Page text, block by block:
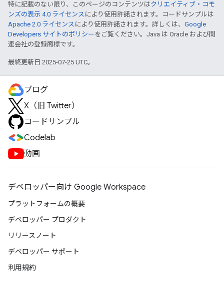
特に記載のない限り、このページのコンテンツはクリエイティブ・コモ
ンズの表示 4.0 ライセンス により使用許諾されます。コードサンプルは
Apache 2.0 ライセンス により使用許諾されます。詳しくは、 Google
Developers サイトのポリシー をご覧ください。Java は Oracle および関
連会社の登録商標です。
最終更新日 2025-07-25 UTC。
ブログ
X（旧 Twitter）
コードサンプル
Codelab
動画
デベロッパー向け Google Workspace
プラットフォームの概要
デベロッパー プロダクト
リリースノート
デベロッパー サポート
利用規約